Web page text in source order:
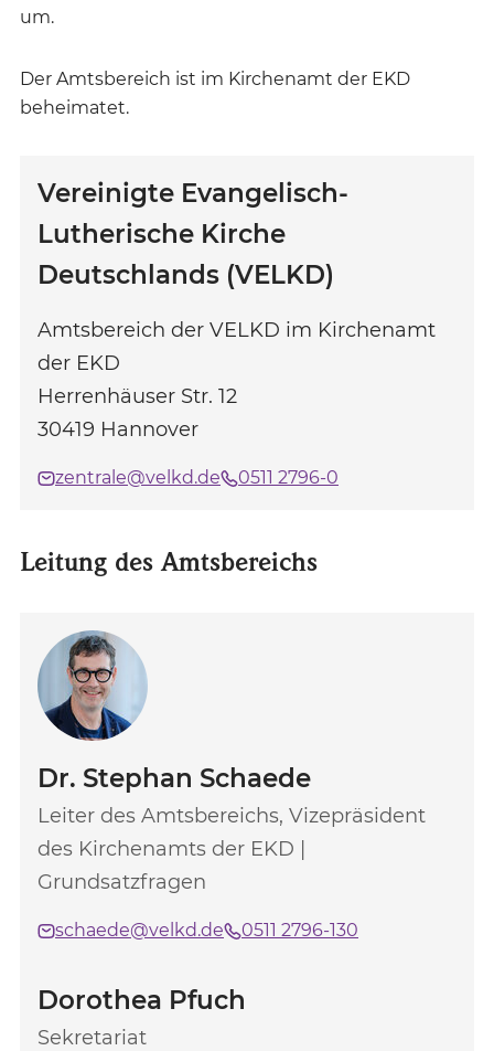
um.
Der Amtsbereich ist im Kirchenamt der EKD
beheimatet.
Vereinigte Evangelisch-
Lutherische Kirche
Deutschlands (VELKD)
Amtsbereich der VELKD im Kirchenamt
der EKD
Herrenhäuser Str. 12
30419 Hannover
zentrale@velkd.de 0511 2796-0
Leitung des Amtsbereichs
Dr. Stephan Schaede
Leiter des Amtsbereichs, Vizepräsident
des Kirchenamts der EKD |
Grundsatzfragen
schaede@velkd.de 0511 2796-130
Dorothea Pfuch
Sekretariat